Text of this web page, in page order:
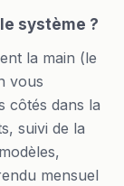
système ?
la main (le
vous
côtés dans la
suivi de la
mensuel